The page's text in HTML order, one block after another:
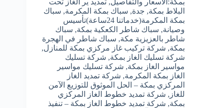
بمكة:الأسعار والتفاصيل, تمديد ير الغاز تحت
البلاط بمكة, جدة, سباك بمكة المكرمة, سباك
بمكة المكرمة(خدماتنا 24ساعة)تأسيس
وصيانة, سباك شاطر الكعكية بمكة, سباك
شاطر بالعزيزية مكة, سباك شاطر في الهجرة
بمكة, شركة تركيب غاز مركزي بمكة للمنازل,
شركة تسليك الغاز بمكة, شركة تسليك
مواسير الغاز بمكة, شركة تسليك مواسير
الغاز بمكة المكرمة, شركة تمديد الغاز
المركزي بمكة – الحل الموثوق للتوزيع الآمن
للغاز , شركة تمديد خطوط الغاز المركزي
بمكة, شركة تمديد خطوط الغاز بمكة – تنفيذ